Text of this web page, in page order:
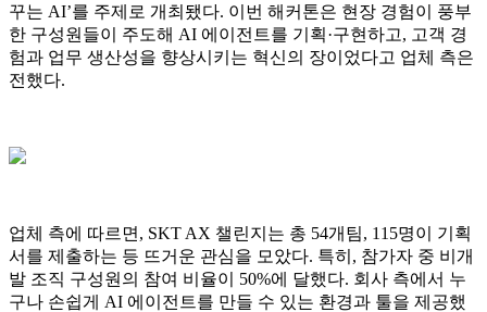
꾸는 AI’를 주제로 개최됐다. 이번 해커톤은 현장 경험이 풍부
한 구성원들이 주도해 AI 에이전트를 기획·구현하고, 고객 경
험과 업무 생산성을 향상시키는 혁신의 장이었다고 업체 측은
전했다.
업체 측에 따르면, SKT AX 챌린지는 총 54개팀, 115명이 기획
서를 제출하는 등 뜨거운 관심을 모았다. 특히, 참가자 중 비개
발 조직 구성원의 참여 비율이 50%에 달했다. 회사 측에서 누
구나 손쉽게 AI 에이전트를 만들 수 있는 환경과 툴을 제공했